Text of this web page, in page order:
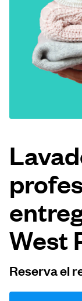
Para
Iniciar
Síguenos en
United States
West
Reserva el